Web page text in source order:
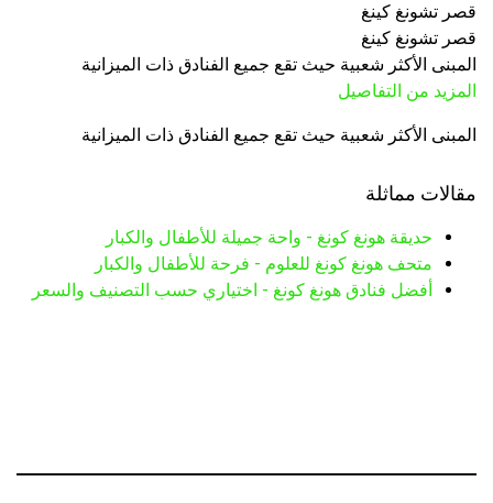
قصر تشونغ كينغ
قصر تشونغ كينغ
المبنى الأكثر شعبية حيث تقع جميع الفنادق ذات الميزانية
المزيد من التفاصيل
المبنى الأكثر شعبية حيث تقع جميع الفنادق ذات الميزانية
مقالات مماثلة
حديقة هونغ كونغ - واحة جميلة للأطفال والكبار
متحف هونغ كونغ للعلوم - فرحة للأطفال والكبار
أفضل فنادق هونغ كونغ - اختياري حسب التصنيف والسعر